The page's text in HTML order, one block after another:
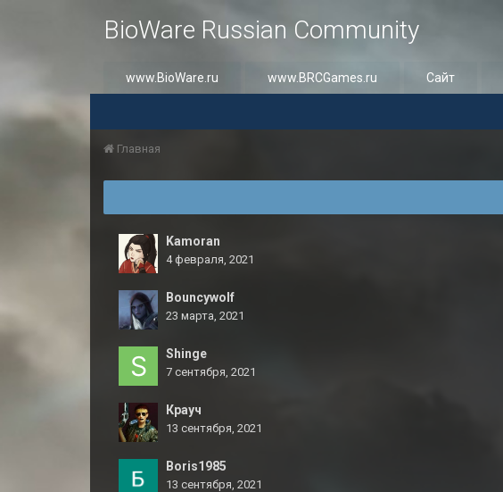
BioWare Russian Community
www.BioWare.ru www.BRCGames.ru Сайт
Главная
Kamoran
4 февраля, 2021
Bouncywolf
23 марта, 2021
Shinge
7 сентября, 2021
Крауч
13 сентября, 2021
Boris1985
13 сентября, 2021